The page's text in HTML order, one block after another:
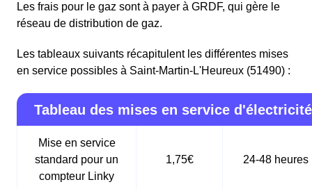
Les frais pour le gaz sont à payer à GRDF, qui gère le
réseau de distribution de gaz.
Les tableaux suivants récapitulent les différentes mises
en service possibles à Saint-Martin-L'Heureux (51490) :
Tableau des mises en service d'électricité
Mise en service
standard pour un
compteur Linky
1,75€ 24-48 heures